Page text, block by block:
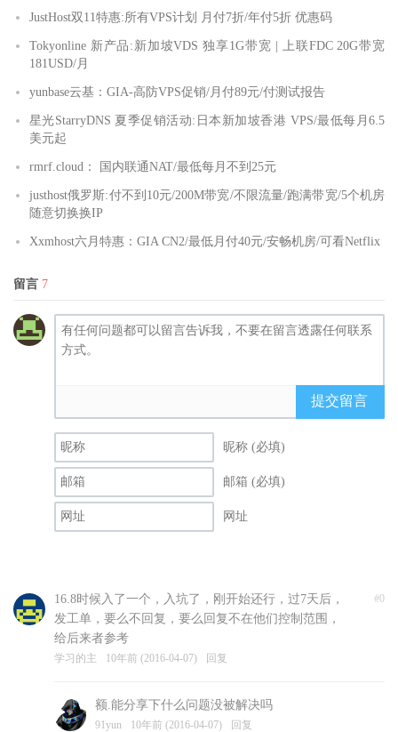
JustHost双11特惠:所有VPS计划 月付7折/年付5折 优惠码
Tokyonline 新产品:新加坡VDS 独享1G带宽 | 上联FDC 20G带宽
181USD/月
yunbase云基：GIA-高防VPS促销/月付89元/付测试报告
星光StarryDNS 夏季促销活动:日本新加坡香港 VPS/最低每月6.5
美元起
rmrf.cloud： 国内联通NAT/最低每月不到25元
justhost俄罗斯:付不到10元/200M带宽/不限流量/跑满带宽/5个机房
随意切换换IP
Xxmhost六月特惠：GIA CN2/最低月付40元/安畅机房/可看Netflix
留言 7
提交留言
昵称 (必填)
邮箱 (必填)
网址
#0
16.8时候入了一个，入坑了，刚开始还行，过7天后，
发工单，要么不回复，要么回复不在他们控制范围，
给后来者参考
学习的主 10年前 (2016-04-07) 回复
额.能分享下什么问题没被解决吗
91yun 10年前 (2016-04-07) 回复